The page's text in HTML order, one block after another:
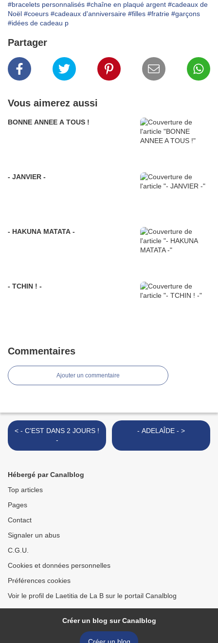
#bracelets personnalisés #chaîne en plaqué argent #cadeaux de
Noël #coeurs #cadeaux d'anniversaire #filles #fratrie #garçons
#idées de cadeau p
Partager
Vous aimerez aussi
BONNE ANNEE A TOUS !
- JANVIER -
- HAKUNA MATATA -
- TCHIN ! -
Commentaires
Ajouter un commentaire
< - C'EST DANS 2 JOURS !
-
- ADELAÎDE - >
Hébergé par Canalblog
Top articles
Pages
Contact
Signaler un abus
C.G.U.
Cookies et données personnelles
Préférences cookies
Voir le profil de Laetitia de La B sur le portail Canalblog
Créer un blog sur Canalblog